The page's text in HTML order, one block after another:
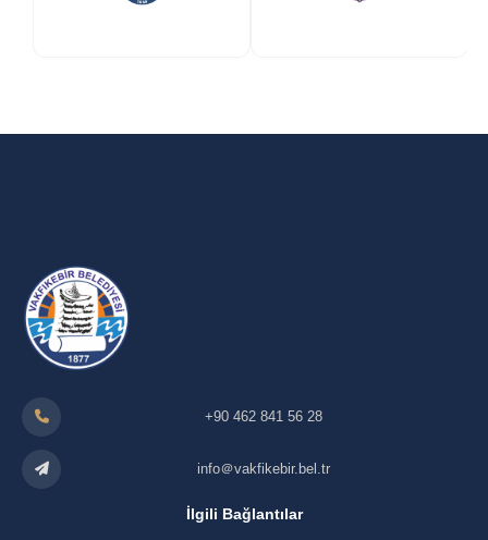
+90 462 841 56 28
info＠vakfikebir.bel.tr
İlgili Bağlantılar